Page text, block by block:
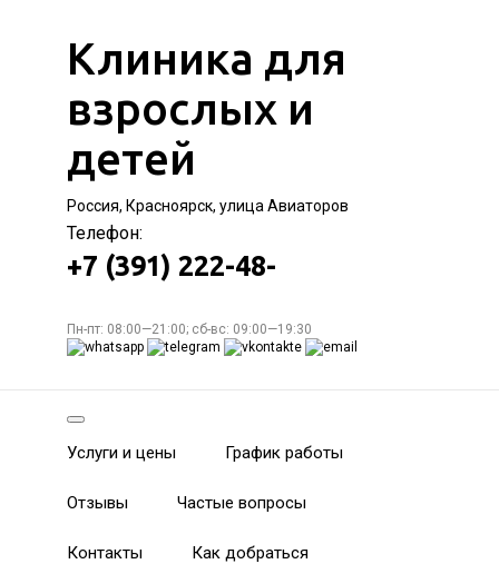
Клиника для
взрослых и
детей
Россия, Красноярск, улица Авиаторов
Телефон:
+7 (391) 222-48-
Пн-пт: 08:00—21:00; сб-вс: 09:00—19:30
Услуги и цены График работы
Отзывы Частые вопросы
Контакты Как добраться